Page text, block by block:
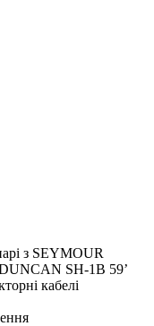
з SEYMOUR
SH-1B 59’
кабелі